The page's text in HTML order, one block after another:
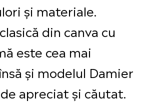
și materiale.
din canva cu
este cea mai
și modelul Damier
apreciat și căutat.